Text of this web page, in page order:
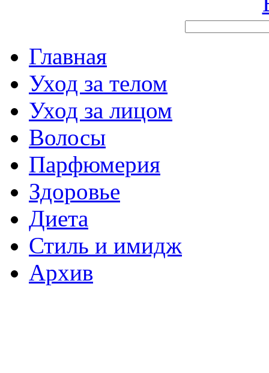
Главная
Уход за телом
Уход за лицом
Волосы
Парфюмерия
Здоровье
Диета
Стиль и имидж
Архив